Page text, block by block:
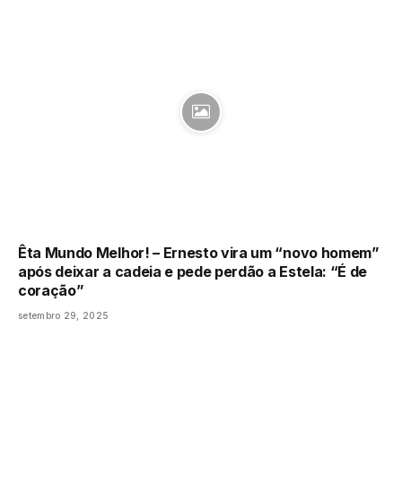
Êta Mundo Melhor! – Ernesto vira um “novo homem”
após deixar a cadeia e pede perdão a Estela: “É de
coração”
setembro 29, 2025